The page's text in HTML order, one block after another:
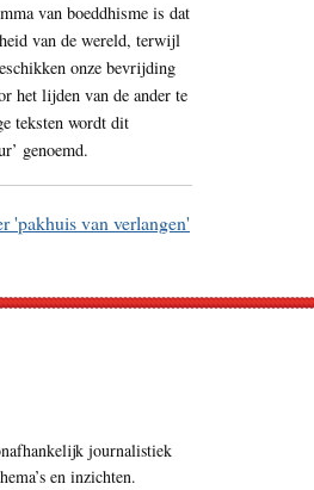
van boeddhisme is dat
van de wereld, terwijl
onze bevrijding
het lijden van de ander te
teksten wordt dit
genoemd.
'pakhuis van verlangen'
journalistiek
en inzichten.